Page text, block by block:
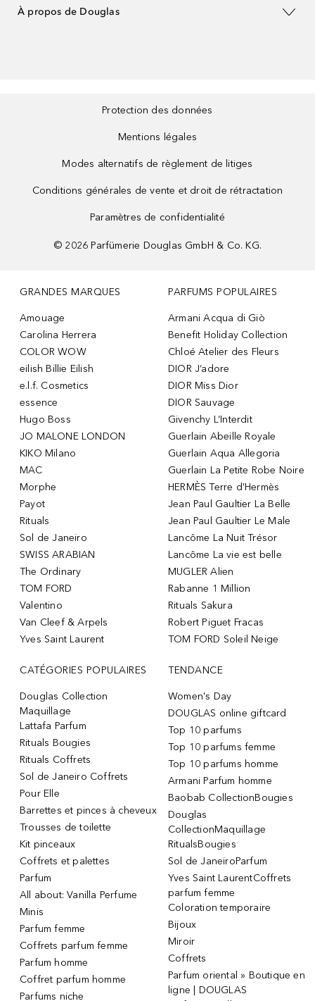
À propos de Douglas
Protection des données
Mentions légales
Modes alternatifs de règlement de litiges
Conditions générales de vente et droit de rétractation
Paramètres de confidentialité
© 2026 Parfümerie Douglas GmbH & Co. KG.
GRANDES MARQUES
Amouage
Carolina Herrera
COLOR WOW
eilish Billie Eilish
e.l.f. Cosmetics
essence
Hugo Boss
JO MALONE LONDON
KIKO Milano
MAC
Morphe
Payot
Rituals
Sol de Janeiro
SWISS ARABIAN
The Ordinary
TOM FORD
Valentino
Van Cleef & Arpels
Yves Saint Laurent
PARFUMS POPULAIRES
Armani Acqua di Giò
Benefit Holiday Collection
Chloé Atelier des Fleurs
DIOR J’adore
DIOR Miss Dior
DIOR Sauvage
Givenchy L’Interdit
Guerlain Abeille Royale
Guerlain Aqua Allegoria
Guerlain La Petite Robe Noire
HERMÈS Terre d’Hermès
Jean Paul Gaultier La Belle
Jean Paul Gaultier Le Male
Lancôme La Nuit Trésor
Lancôme La vie est belle
MUGLER Alien
Rabanne 1 Million
Rituals Sakura
Robert Piguet Fracas
TOM FORD Soleil Neige
CATÉGORIES POPULAIRES
Douglas Collection
Maquillage
Lattafa Parfum
Rituals Bougies
Rituals Coffrets
Sol de Janeiro Coffrets
Pour Elle
Barrettes et pinces à cheveux
Trousses de toilette
Kit pinceaux
Coffrets et palettes
Parfum
All about: Vanilla Perfume
Minis
Parfum femme
Coffrets parfum femme
Parfum homme
Coffret parfum homme
Parfums niche
TENDANCE
Women's Day
DOUGLAS online giftcard
Top 10 parfums
Top 10 parfums femme
Top 10 parfums homme
Armani Parfum homme
Baobab CollectionBougies
Douglas
CollectionMaquillage
RitualsBougies
Sol de JaneiroParfum
Yves Saint LaurentCoffrets
parfum femme
Coloration temporaire
Bijoux
Miroir
Coffrets
Parfum oriental » Boutique en
ligne | DOUGLAS